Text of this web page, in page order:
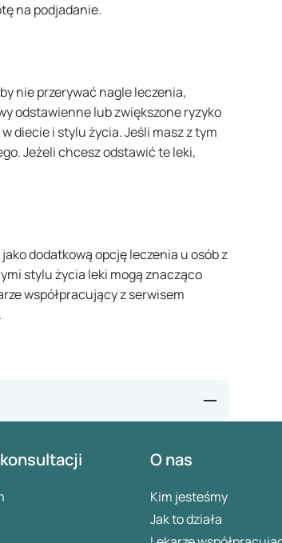
na podjadanie.
nie przerywać nagle leczenia,
odstawienne lub zwiększone ryzyko
diecie i stylu życia. Jeśli masz z tym
Jeżeli chcesz odstawić te leki,
dodatkową opcję leczenia u osób z
stylu życia leki mogą znacząco
współpracujący z serwisem
voor-huisartsen/
O nas
Kim jesteśmy
Jak to działa